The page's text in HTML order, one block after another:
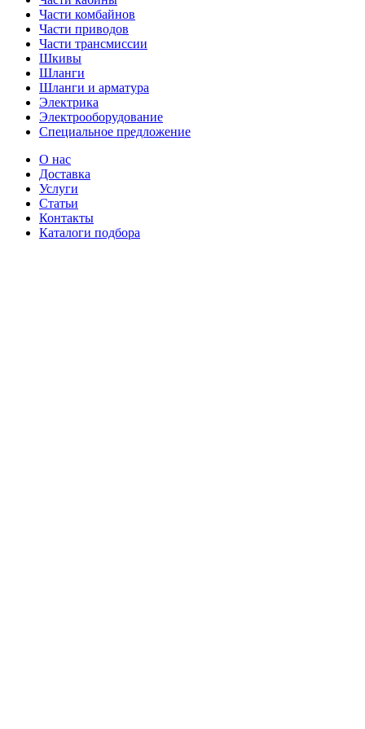
Части комбайнов
Части приводов
Части трансмиссии
Шкивы
Шланги
Шланги и арматура
Электрика
Электрооборудование
Специальное предложение
О нас
Доставка
Услуги
Статьи
Контакты
Каталоги подбора